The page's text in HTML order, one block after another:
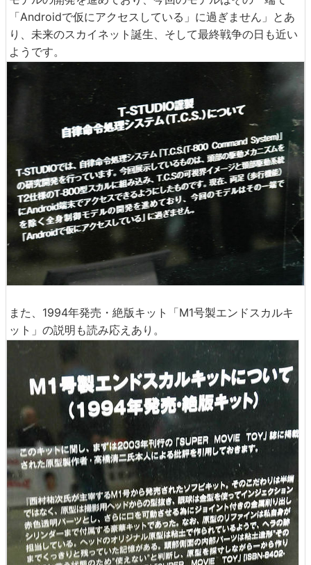
「Androidで仮にアクセスしている」に過ぎません」とあ
り、未来のスカイネット誕生、そして最終戦争の日も近い
ようです。
また、1994年発売・絶版キット「M1号製エンドスカルキ
ット」の説明も読み応えあり。